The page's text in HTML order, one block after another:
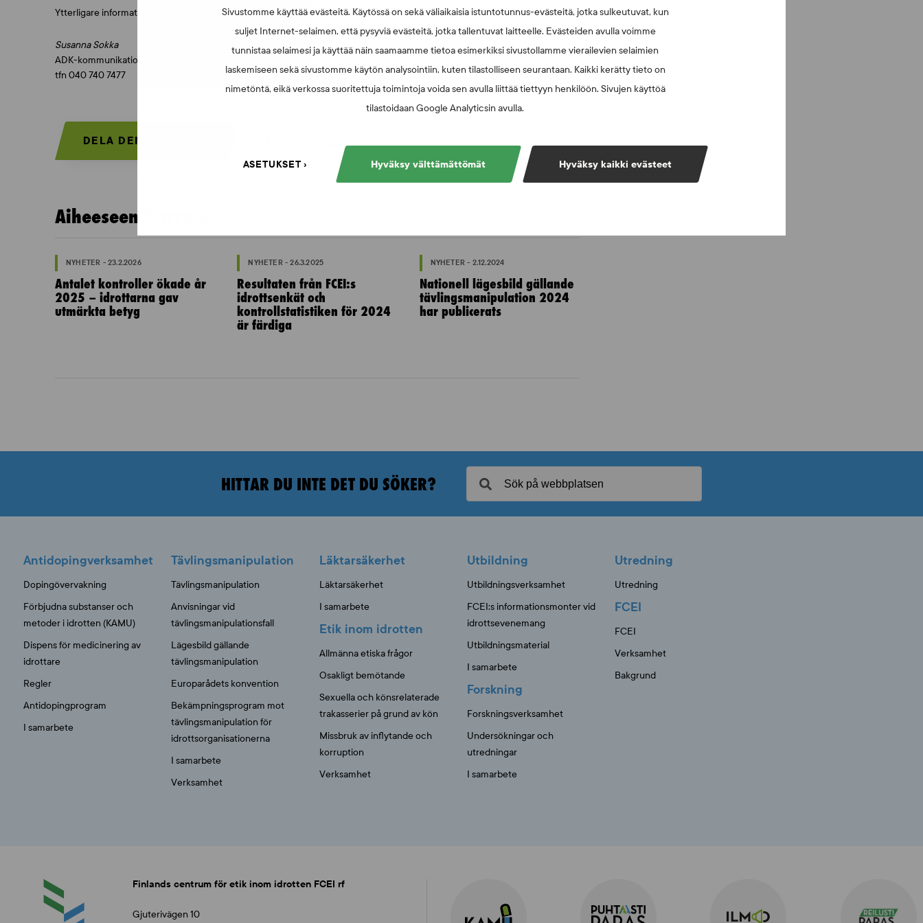
Sivustomme käyttää evästeitä. Käytössä on sekä väliaikaisia istuntotunnus-evästeitä, jotka sulkeutuvat, kun
suljet Internet-selaimen, että pysyviä evästeitä, jotka tallentuvat laitteelle. Evästeiden avulla voimme
tunnistaa selaimesi ja käyttää näin saamaamme tietoa esimerkiksi sivustollamme vierailevien selaimien
laskemiseen sekä sivustomme käytön analysointiin, kuten tilastolliseen seurantaan. Kaikki kerätty tieto on
nimetöntä, eikä verkossa suoritettuja toimintoja voida sen avulla liittää tiettyyn henkilöön. Sivujen käyttöä
tilastoidaan Google Analyticsin avulla.
Hyväksy kaikki evästeet
Hyväksy välttämättömät
ASETUKSET
Ytterligare information:
Susanna Sokka
ADK-kommunikationschef
tfn 040 740 7477
DELA DEN HÄR SIDAN:
Aiheeseen liittyvää:
NYHETER - 23.2.2026
Antalet kontroller ökade år
2025 – idrottarna gav
utmärkta betyg
NYHETER - 26.3.2025
Resultaten från FCEI:s
idrottsenkät och
kontrollstatistiken för 2024
är färdiga
NYHETER - 2.12.2024
Nationell lägesbild gällande
tävlingsmanipulation 2024
har publicerats
HITTAR DU INTE DET DU SÖKER?
Antidopingverksamhet
Dopingövervakning
Förbjudna substanser och
metoder i idrotten (KAMU)
Dispens för medicinering av
idrottare
Regler
Antidopingprogram
I samarbete
Tävlingsmanipulation
Tävlingsmanipulation
Anvisningar vid
tävlingsmanipulationsfall
Lägesbild gällande
tävlingsmanipulation
Europarådets konvention
Bekämpningsprogram mot
tävlingsmanipulation för
idrottsorganisationerna
I samarbete
Verksamhet
Läktarsäkerhet
Läktarsäkerhet
I samarbete
Etik inom idrotten
Allmänna etiska frågor
Osakligt bemötande
Sexuella och könsrelaterade
trakasserier på grund av kön
Missbruk av inflytande och
korruption
Verksamhet
Utbildning
Utbildningsverksamhet
FCEI:s informationsmonter vid
idrottsevenemang
Utbildningsmaterial
I samarbete
Forskning
Forskningsverksamhet
Undersökningar och
utredningar
I samarbete
Utredning
Utredning
FCEI
FCEI
Verksamhet
Bakgrund
Finlands centrum för etik inom idrotten FCEI rf
Gjuterivägen 10